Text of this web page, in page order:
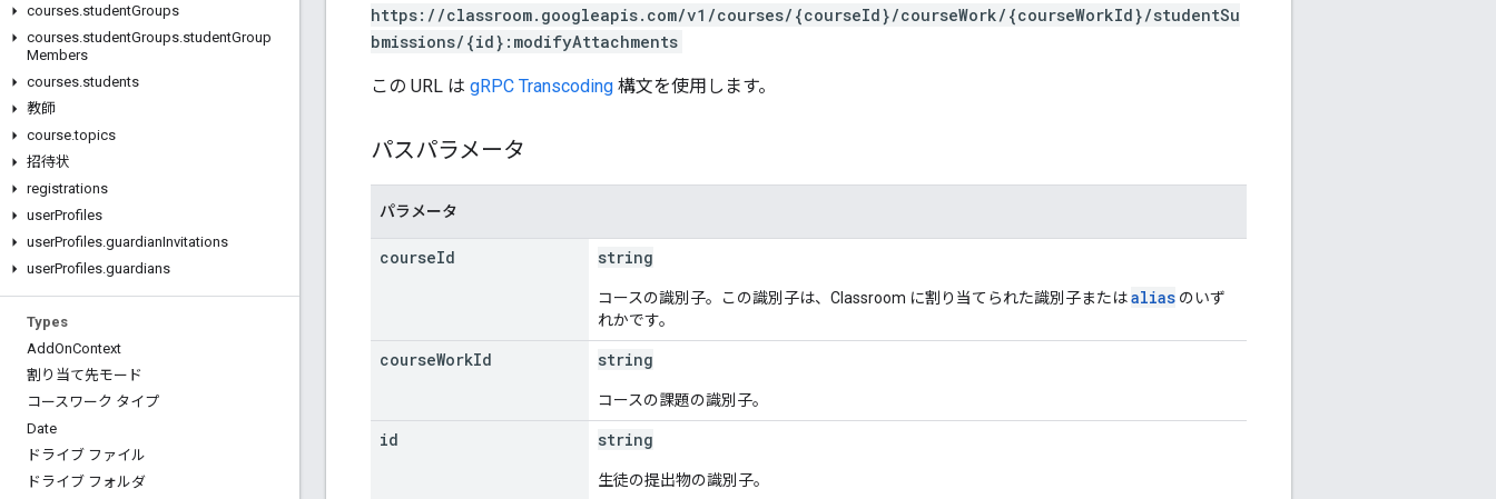
courses.studentGroups
courses.studentGroups.studentGroup
Members
courses.students
教師
course.topics
招待状
registrations
userProfiles
userProfiles.guardianInvitations
userProfiles.guardians
Types
AddOnContext
割り当て先モード
コースワーク タイプ
Date
ドライブ ファイル
ドライブ フォルダ
https://classroom.googleapis.com/v1/courses/{courseId}/courseWork/{courseWorkId}/studentSu
bmissions/{id}:modifyAttachments
この URL は gRPC Transcoding 構文を使用します。
パスパラメータ
パラメータ
courseId string
コースの識別子。この識別子は、Classroom に割り当てられた識別子またはalias のいず
れかです。
courseWorkId string
コースの課題の識別子。
id string
生徒の提出物の識別子。